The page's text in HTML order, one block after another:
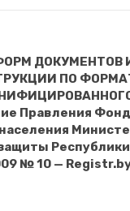
ДОКУМЕНТОВ
ПО
Правления
Республики
№ 10 —